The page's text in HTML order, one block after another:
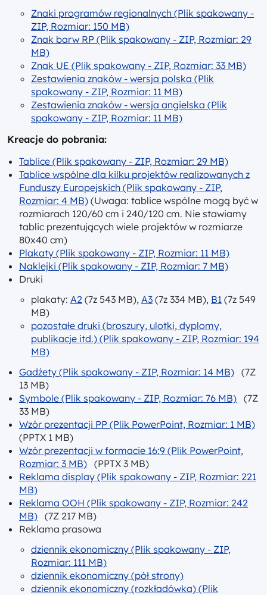
Znaki programów regionalnych (Plik spakowany -
ZIP, Rozmiar: 150 MB)
Znak barw RP (Plik spakowany - ZIP, Rozmiar: 29
MB)
Znak UE (Plik spakowany - ZIP, Rozmiar: 33 MB)
Zestawienia znaków - wersja polska (Plik
spakowany - ZIP, Rozmiar: 11 MB)
Zestawienia znaków - wersja angielska (Plik
spakowany - ZIP, Rozmiar: 11 MB)
Kreacje do pobrania:
Tablice (Plik spakowany - ZIP, Rozmiar: 29 MB)
Tablice wspólne dla kilku projektów realizowanych z
Funduszy Europejskich (Plik spakowany - ZIP,
Rozmiar: 4 MB) (Uwaga: tablice wspólne mogą być w
rozmiarach 120/60 cm i 240/120 cm. Nie stawiamy
tablic prezentujących wiele projektów w rozmiarze
80x40 cm)
Plakaty (Plik spakowany - ZIP, Rozmiar: 11 MB)
Naklejki (Plik spakowany - ZIP, Rozmiar: 7 MB)
Druki
plakaty: A2 (7z 543 MB), A3 (7z 334 MB), B1 (7z 549
MB)
pozostałe druki (broszury, ulotki, dyplomy,
publikacje itd.) (Plik spakowany - ZIP, Rozmiar: 194
MB)
Gadżety (Plik spakowany - ZIP, Rozmiar: 14 MB) (7Z
13 MB)
Symbole (Plik spakowany - ZIP, Rozmiar: 76 MB) (7Z
33 MB)
Wzór prezentacji PP (Plik PowerPoint, Rozmiar: 1 MB)
(PPTX 1 MB)
Wzór prezentacji w formacie 16:9 (Plik PowerPoint,
Rozmiar: 3 MB) (PPTX 3 MB)
Reklama display (Plik spakowany - ZIP, Rozmiar: 221
MB)
Reklama OOH (Plik spakowany - ZIP, Rozmiar: 242
MB) (7Z 217 MB)
Reklama prasowa
dziennik ekonomiczny (Plik spakowany - ZIP,
Rozmiar: 111 MB)
dziennik ekonomiczny (pół strony)
dziennik ekonomiczny (rozkładówka) (Plik